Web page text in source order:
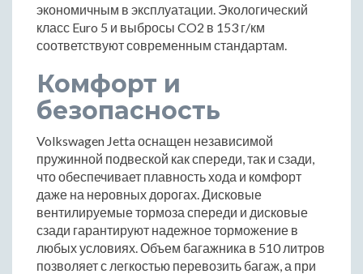
экономичным в эксплуатации. Экологический
класс Euro 5 и выбросы CO2 в 153 г/км
соответствуют современным стандартам.
Комфорт и
безопасность
Volkswagen Jetta оснащен независимой
пружинной подвеской как спереди, так и сзади,
что обеспечивает плавность хода и комфорт
даже на неровных дорогах. Дисковые
вентилируемые тормоза спереди и дисковые
сзади гарантируют надежное торможение в
любых условиях. Объем багажника в 510 литров
позволяет с легкостью перевозить багаж, а при